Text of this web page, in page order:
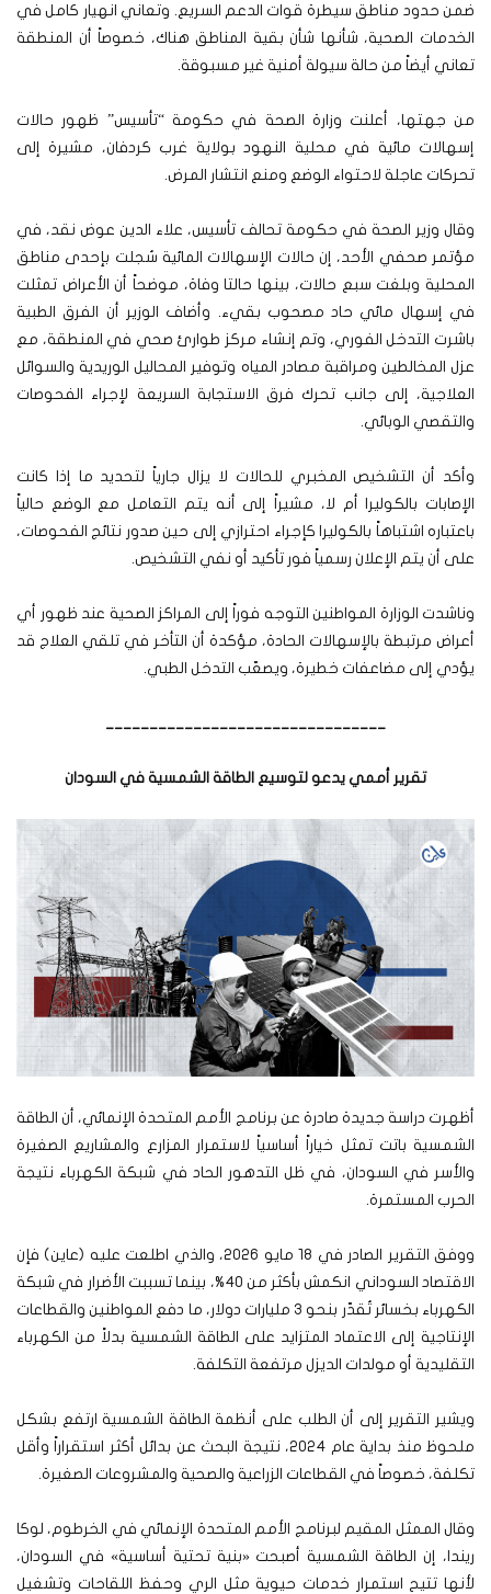
ضمن حدود مناطق سيطرة قوات الدعم السريع. وتعاني انهيار كامل في
الخدمات الصحية، شأنها شأن بقية المناطق هناك، خصوصاً أن المنطقة
تعاني أيضاً من حالة سيولة أمنية غير مسبوقة.
من جهتها، أعلنت وزارة الصحة في حكومة “تأسيس” ظهور حالات
إسهالات مائية في محلية النهود بولاية غرب كردفان، مشيرة إلى
تحركات عاجلة لاحتواء الوضع ومنع انتشار المرض.
وقال وزير الصحة في حكومة تحالف تأسيس، علاء الدين عوض نقد، في
مؤتمر صحفي الأحد، إن حالات الإسهالات المائية سُجلت بإحدى مناطق
المحلية وبلغت سبع حالات، بينها حالتا وفاة، موضحاً أن الأعراض تمثلت
في إسهال مائي حاد مصحوب بقيء. وأضاف الوزير أن الفرق الطبية
باشرت التدخل الفوري، وتم إنشاء مركز طوارئ صحي في المنطقة، مع
عزل المخالطين ومراقبة مصادر المياه وتوفير المحاليل الوريدية والسوائل
العلاجية، إلى جانب تحرك فرق الاستجابة السريعة لإجراء الفحوصات
والتقصي الوبائي.
وأكد أن التشخيص المخبري للحالات لا يزال جارياً لتحديد ما إذا كانت
الإصابات بالكوليرا أم لا، مشيراً إلى أنه يتم التعامل مع الوضع حالياً
باعتباره اشتباهاً بالكوليرا كإجراء احترازي إلى حين صدور نتائج الفحوصات،
على أن يتم الإعلان رسمياً فور تأكيد أو نفي التشخيص.
وناشدت الوزارة المواطنين التوجه فوراً إلى المراكز الصحية عند ظهور أي
أعراض مرتبطة بالإسهالات الحادة، مؤكدة أن التأخر في تلقي العلاج قد
يؤدي إلى مضاعفات خطيرة، ويصعّب التدخل الطبي.
________________________________
تقرير أممي يدعو لتوسيع الطاقة الشمسية في السودان
أظهرت دراسة جديدة صادرة عن برنامج الأمم المتحدة الإنمائي، أن الطاقة
الشمسية باتت تمثل خياراً أساسياً لاستمرار المزارع والمشاريع الصغيرة
والأسر في السودان، في ظل التدهور الحاد في شبكة الكهرباء نتيجة
الحرب المستمرة.
ووفق التقرير الصادر في 18 مايو 2026، والذي اطلعت عليه (عاين) فإن
الاقتصاد السوداني انكمش بأكثر من 40%، بينما تسببت الأضرار في شبكة
الكهرباء بخسائر تُقدّر بنحو 3 مليارات دولار، ما دفع المواطنين والقطاعات
الإنتاجية إلى الاعتماد المتزايد على الطاقة الشمسية بدلاً من الكهرباء
التقليدية أو مولدات الديزل مرتفعة التكلفة.
ويشير التقرير إلى أن الطلب على أنظمة الطاقة الشمسية ارتفع بشكل
ملحوظ منذ بداية عام 2024، نتيجة البحث عن بدائل أكثر استقراراً وأقل
تكلفة، خصوصاً في القطاعات الزراعية والصحية والمشروعات الصغيرة.
وقال الممثل المقيم لبرنامج الأمم المتحدة الإنمائي في الخرطوم، لوكا
ريندا، إن الطاقة الشمسية أصبحت «بنية تحتية أساسية» في السودان،
لأنها تتيح استمرار خدمات حيوية مثل الري وحفظ اللقاحات وتشغيل